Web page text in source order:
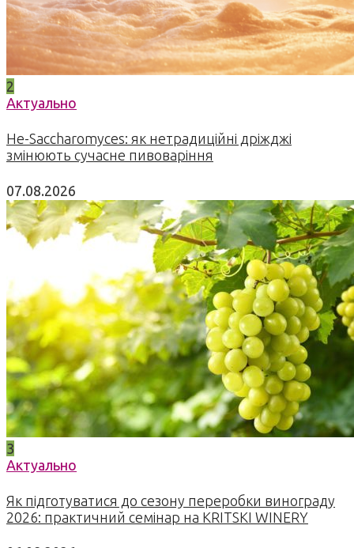
2
Актуально
Не-Saccharomyces: як нетрадиційні дріжджі
змінюють сучасне пивоваріння
07.08.2026
3
Актуально
Як підготуватися до сезону переробки винограду
2026: практичний семінар на KRITSKI WINERY